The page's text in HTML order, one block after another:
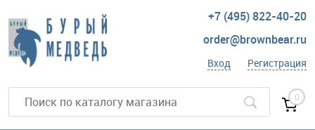
+7 (495) 822-40-20
order@brownbear.ru
Вход Регистрация
0